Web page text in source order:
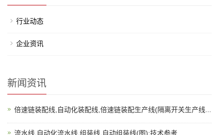
行业动态
企业资讯
新闻资讯
倍速链装配线,自动化装配线,倍速链装配生产线(隔离开关生产线...
流水线,自动化流水线,组装线,自动组装线(图):技术参考